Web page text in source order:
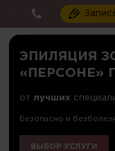
ЭПИЛЯЦИЯ
«ПЕРСОНЕ»
от лучших
Безопасно и
ВЫБОР УСЛУГИ